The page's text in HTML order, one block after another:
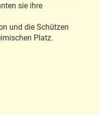
sie ihre
und die Schützen
Platz.